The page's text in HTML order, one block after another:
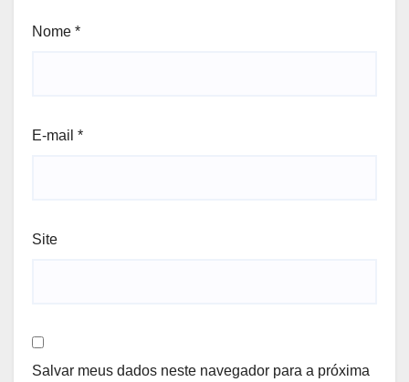
Nome *
E-mail *
Site
Salvar meus dados neste navegador para a próxima